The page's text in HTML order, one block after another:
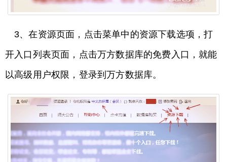
3、在资源页面，点击菜单中的资源下载选项，打
开入口列表页面，点击万方数据库的免费入口，就能
以高级用户权限，登录到万方数据库。